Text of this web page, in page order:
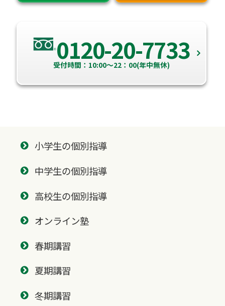
0120-20-7733
受付時間：10:00～22：00(年中無休)
小学生の個別指導
中学生の個別指導
高校生の個別指導
オンライン塾
春期講習
夏期講習
冬期講習